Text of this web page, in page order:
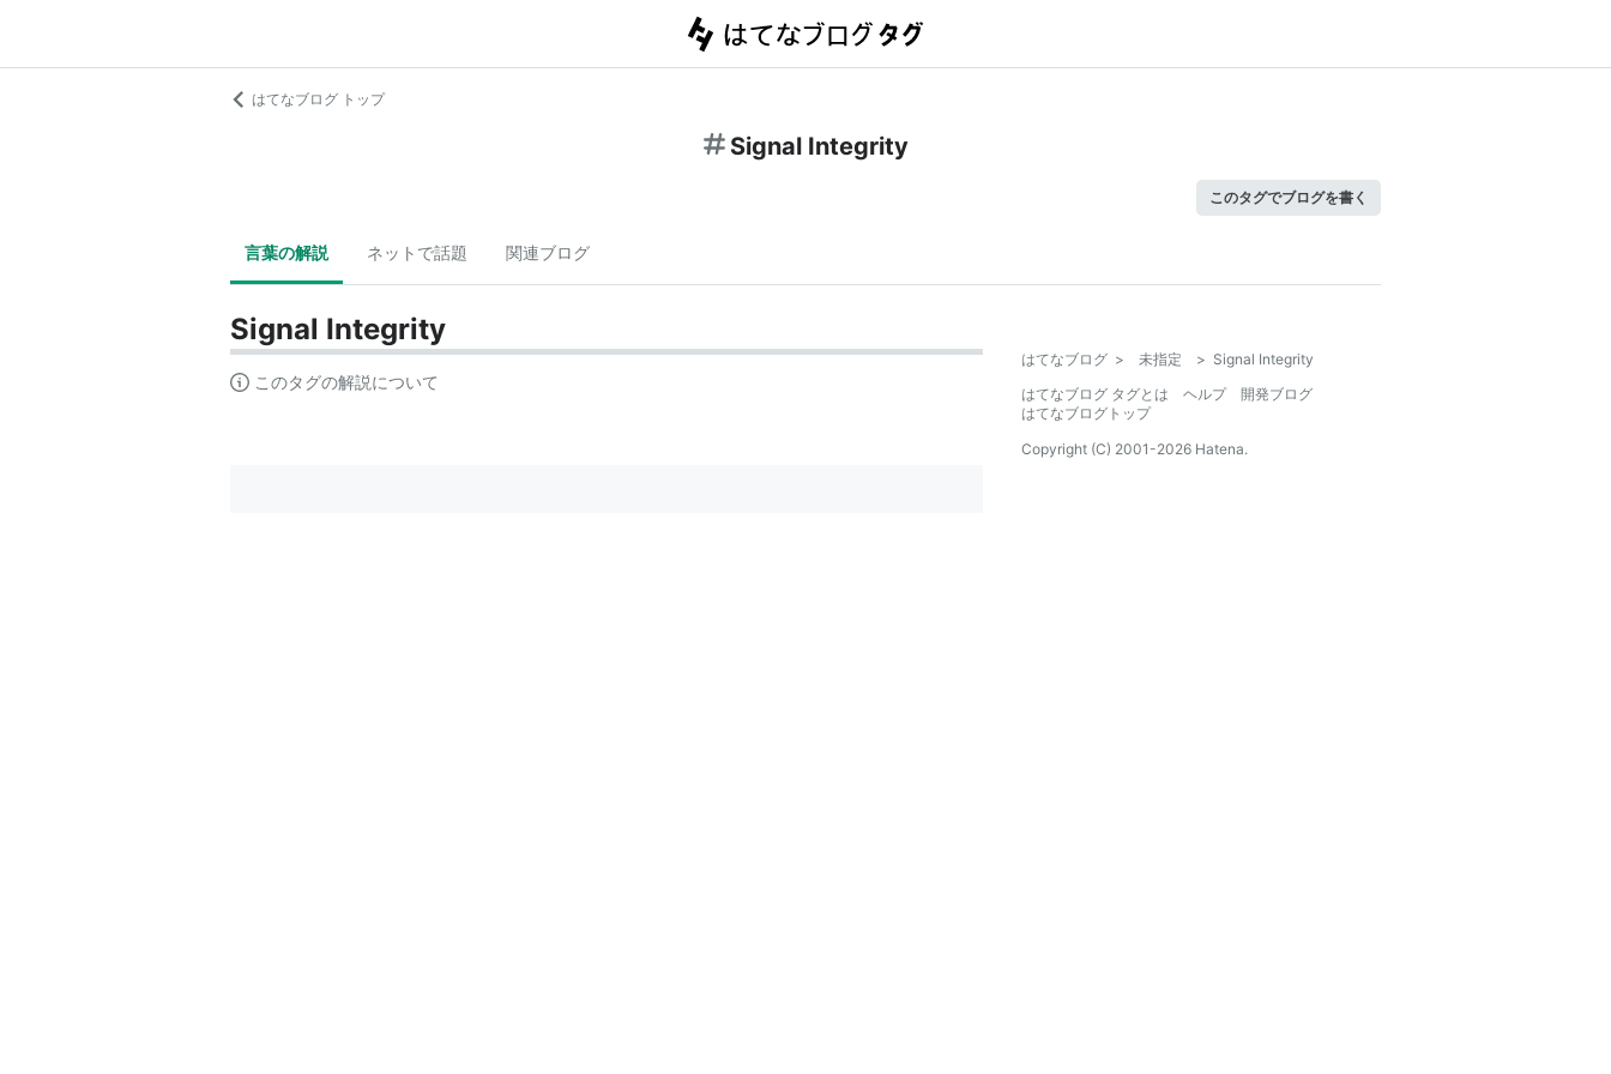
はてなブログ トップ
Signal Integrity
このタグでブログを書く
言葉の解説 ネットで話題 関連ブログ
Signal Integrity
このタグの解説について
はてなブログ > 未指定 > Signal Integrity
はてなブログ タグとは
ヘルプ
開発ブログ
はてなブログトップ
Copyright (C) 2001-2026 Hatena.